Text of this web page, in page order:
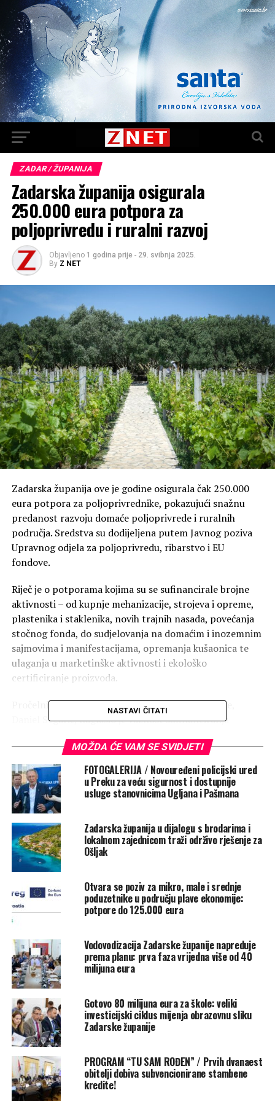
ZADAR / ŽUPANIJA
Zadarska županija osigurala
250.000 eura potpora za
poljoprivredu i ruralni razvoj
Objavljeno 1 godina prije - 29. svibnja 2025.
By Z NET
Zadarska županija ove je godine osigurala čak 250.000
eura potpora za poljoprivrednike, pokazujući snažnu
predanost razvoju domaće poljoprivrede i ruralnih
područja. Sredstva su dodijeljena putem Javnog poziva
Upravnog odjela za poljoprivredu, ribarstvo i EU
fondove.
Riječ je o potporama kojima su se sufinancirale brojne
aktivnosti – od kupnje mehanizacije, strojeva i opreme,
plastenika i staklenika, novih trajnih nasada, povećanja
stočnog fonda, do sudjelovanja na domaćim i inozemnim
sajmovima i manifestacijama, opremanja kušaonica te
ulaganja u marketinške aktivnosti i ekološko
certificiranje proizvoda.
Pročelnik za poljoprivredu, ribarstvo i EU fondove,
Daniel Segarić, naglasio je važnost sufinanciranja
cilju osiguravanja održive budućnosti naših ruralnih
zajednica.
„Zadarska županija dodjelom potpora u sektoru
poljoprivrede i ruralnog razvoja nastoji potaknuti razvoj
održive i konkurentne poljoprivrede i prehrambenog
sektora. Kroz mjere koje se sufinanciraju,
poljoprivrednici imaju priliku poboljšati svoju
poljoprivrednu proizvodnju te zadovoljiti potrebe koje
im nameće tržište“, poručio je Segarić dodajući kako je na
Javni poziv elektronskim putem pristiglo ukupno 290
zahtjeva.
potičemo mlade poljoprivrednike i one koji se bave
ekološkom proizvodnjom da dodatno ulažu u
modernizaciju svoje proizvodnje, ali i podržavamo
lokalne poljoprivrednike u ostvarivanju njihovih
potencijala.”
Konkretni rezultati i višegodišnji iskorak
Putem elektronskog sustava, za mjere 1, 2, 3 i 8 (kupnja
opreme i strojeva, biljna i stočarska proizvodnja,
adaptacija, gradnja i opremanje objekata za preradu i
NASTAVI ČITATI
MOŽDA ĆE VAM SE SVIDJETI
FOTOGALERIJA / Novouređeni policijski ured
u Preku za veću sigurnost i dostupnije
usluge stanovnicima Ugljana i Pašmana
Zadarska županija u dijalogu s brodarima i
lokalnom zajednicom traži održivo rješenje za
Ošljak
Otvara se poziv za mikro, male i srednje
poduzetnike u području plave ekonomije:
potpore do 125.000 eura
Vodovodizacija Zadarske županije napreduje
prema planu: prva faza vrijedna više od 40
milijuna eura
Gotovo 80 milijuna eura za škole: veliki
investicijski ciklus mijenja obrazovnu sliku
Zadarske županije
PROGRAM “TU SAM ROĐEN” / Prvih dvanaest
obitelji dobiva subvencionirane stambene
kredite!